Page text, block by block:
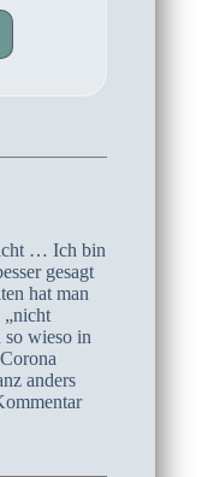
… Ich bin
gesagt
hat man
„nicht
so wieso in
anders